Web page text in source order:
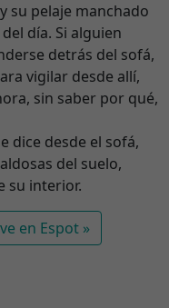
su pelaje manchado
día. Si alguien
detrás del sofá,
vigilar desde allí,
sin saber por qué,
dice desde el sofá,
del suelo,
su interior.
en Espot